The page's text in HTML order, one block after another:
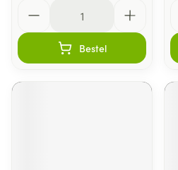
Bestel